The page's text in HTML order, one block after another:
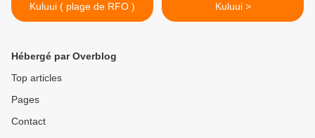
Kuluui ( plage de RFO )
Kuluui >
Hébergé par Overblog
Top articles
Pages
Contact